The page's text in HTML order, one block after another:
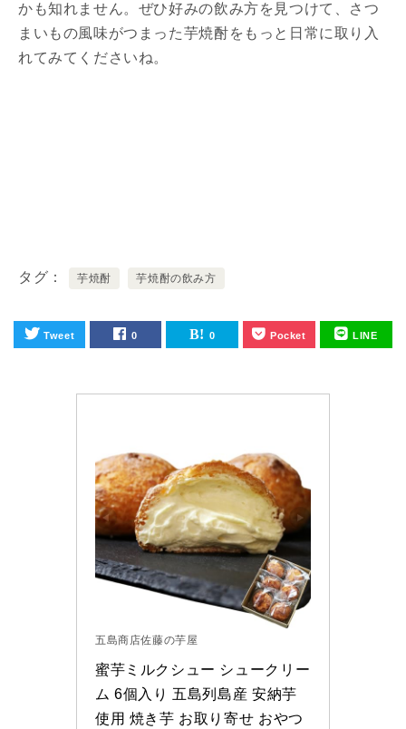
かも知れません。ぜひ好みの飲み方を見つけて、さつ
まいもの風味がつまった芋焼酎をもっと日常に取り入
れてみてくださいね。
タグ 芋焼酎 芋焼酎の飲み方
Tweet 0 0 Pocket LINE
五島商店佐藤の芋屋
蜜芋ミルクシュー シュークリー
ム 6個入り 五島列島産 安納芋
使用 焼き芋 お取り寄せ おやつ